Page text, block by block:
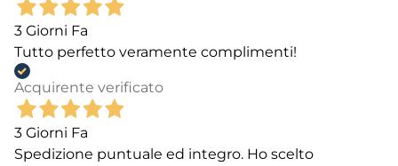
3 Giorni Fa
Tutto perfetto veramente complimenti!
Acquirente verificato
3 Giorni Fa
Spedizione puntuale ed integro. Ho scelto